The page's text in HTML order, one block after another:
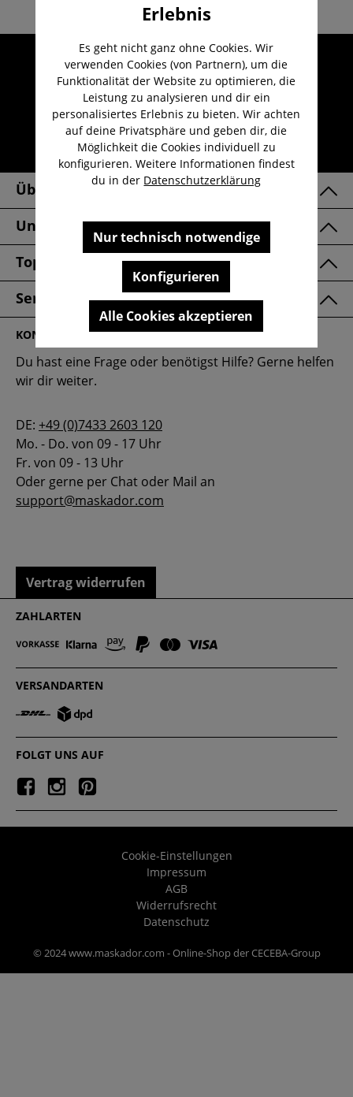
Umfangreicher Kundenservice
Kauf auf Rechnung
Kostenloser Versand ab 29,-€
Lieferzeit 1-3 Werktage
30 Tage kostenlose Retoure
Über Uns
Unsere Marken
Top Kategorien
Service & FAQ
KONTAKT
Du hast eine Frage oder benötigst Hilfe? Gerne helfen
wir dir weiter.
DE: +49 (0)7433 2603 120
Mo. - Do. von 09 - 17 Uhr
Fr. von 09 - 13 Uhr
Oder gerne per Chat oder Mail an
support@maskador.com
Vertrag widerrufen
ZAHLARTEN
VERSANDARTEN
FOLGT UNS AUF
Cookie-Einstellungen
Impressum
AGB
Widerrufsrecht
Datenschutz
© 2024 www.maskador.com - Online-Shop der CECEBA-Group
Erlebnis
Es geht nicht ganz ohne Cookies. Wir
verwenden Cookies (von Partnern), um die
Funktionalität der Website zu optimieren, die
Leistung zu analysieren und dir ein
personalisiertes Erlebnis zu bieten. Wir achten
auf deine Privatsphäre und geben dir, die
Möglichkeit die Cookies individuell zu
konfigurieren. Weitere Informationen findest
du in der Datenschutzerklärung
Nur technisch notwendige
Konfigurieren
Alle Cookies akzeptieren